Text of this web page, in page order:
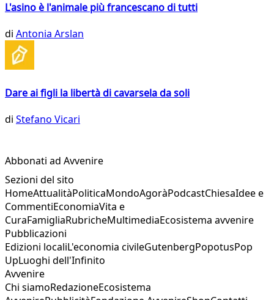
L'asino è l'animale più francescano di tutti
di Antonia Arslan
Dare ai figli la libertà di cavarsela da soli
di Stefano Vicari
Abbonati ad Avvenire
Sezioni del sito
HomeAttualitàPoliticaMondoAgoràPodcastChiesaIdee e
CommentiEconomiaVita e
CuraFamigliaRubricheMultimediaEcosistema avvenire
Pubblicazioni
Edizioni localiL'economia civileGutenbergPopotusPop
UpLuoghi dell'Infinito
Avvenire
Chi siamoRedazioneEcosistema